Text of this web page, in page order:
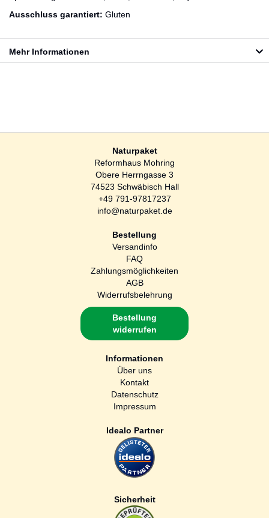
Ausschluss garantiert: Gluten
Mehr Informationen
Naturpaket
Reformhaus Mohring
Obere Herrngasse 3
74523 Schwäbisch Hall
+49 791-97817237
info@naturpaket.de
Bestellung
Versandinfo
FAQ
Zahlungsmöglichkeiten
AGB
Widerrufsbelehrung
Bestellung
widerrufen
Informationen
Über uns
Kontakt
Datenschutz
Impressum
Idealo Partner
Sicherheit